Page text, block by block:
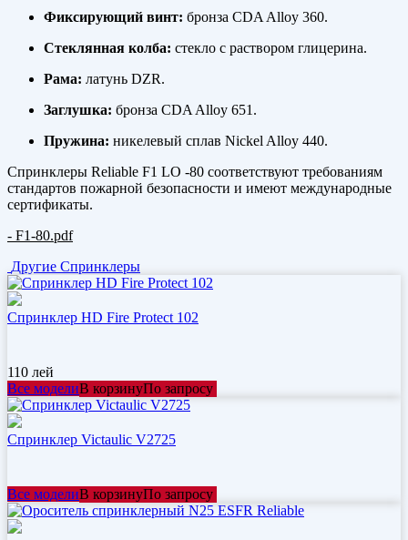
Фиксирующий винт: бронза CDA Alloy 360.
Стеклянная колба: стекло с раствором глицерина.
Рама: латунь DZR.
Заглушка: бронза CDA Alloy 651.
Пружина: никелевый сплав Nickel Alloy 440.
Спринклеры Reliable F1 LO -80 соответствуют требованиям
стандартов пожарной безопасности и имеют международные
сертификаты.
- F1-80.pdf
Другие Спринклеры
Спринклер HD Fire Protect 102
110 лей
Все моделиВ корзинуПо запросу
Спринклер Victaulic V2725
Все моделиВ корзинуПо запросу